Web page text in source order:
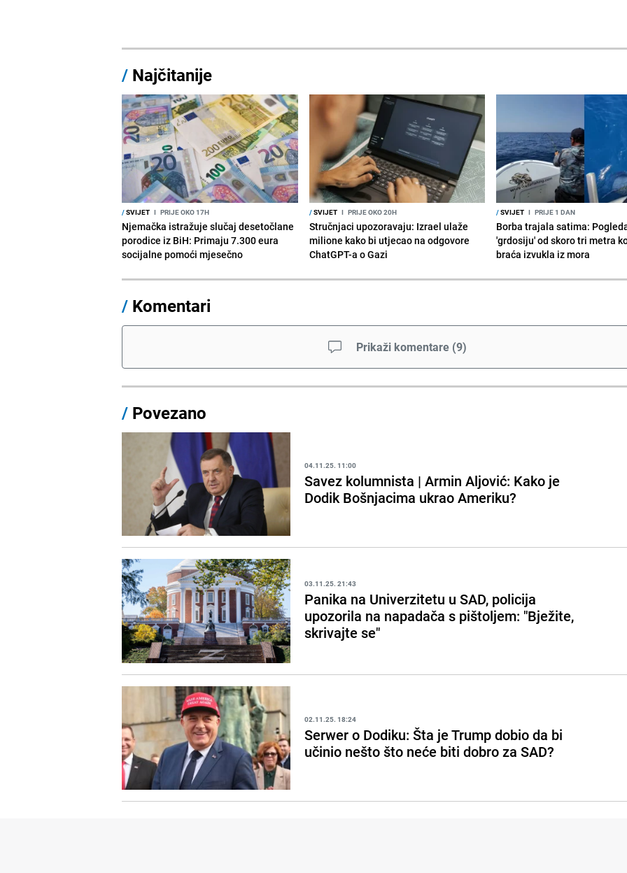
/ Najčitanije
/SVIJET I PRIJE OKO 17H
Njemačka istražuje slučaj desetočlane
porodice iz BiH: Primaju 7.300 eura
socijalne pomoći mjesečno
/SVIJET I PRIJE OKO 20H
Stručnjaci upozoravaju: Izrael ulaže
milione kako bi utjecao na odgovore
ChatGPT-a o Gazi
/SVIJET I PRIJE 1 DAN
Borba trajala satima:
'grdosiju' od skoro tri metra
braća izvukla iz mora
/ Komentari
Prikaži komentare (9)
/ Povezano
04.11.25. 11:00
Savez kolumnista | Armin Aljović: Kako je
Dodik Bošnjacima ukrao Ameriku?
03.11.25. 21:43
Panika na Univerzitetu u SAD, policija
upozorila na napadača s pištoljem: "Bježite,
skrivajte se"
02.11.25. 18:24
Serwer o Dodiku: Šta je Trump dobio da bi
učinio nešto što neće biti dobro za SAD?